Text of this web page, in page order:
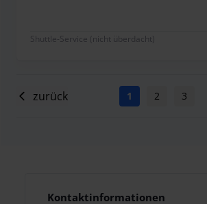
Shuttle-Service (nicht überdacht)
zurück 1 2 3
Kontaktinformationen